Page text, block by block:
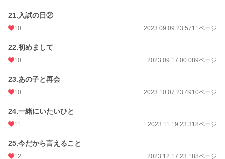
21.入試の日②
10 2023.09.09 23:5711ページ
22.初めまして
10 2023.09.17 00:089ページ
23.あの子と再会
10 2023.10.07 23:4910ページ
24.一緒にいたいひと
11 2023.11.19 23:318ページ
25.今だから言えること
12 2023.12.17 23:188ページ